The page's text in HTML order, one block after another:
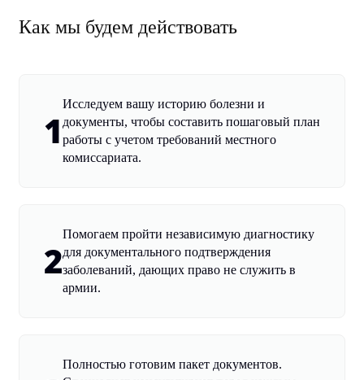
Как мы будем действовать
1
Исследуем вашу историю болезни и
документы, чтобы составить пошаговый план
работы с учетом требований местного
комиссариата.
2
Помогаем пройти независимую диагностику
для документального подтверждения
заболеваний, дающих право не служить в
армии.
Полностью готовим пакет документов.